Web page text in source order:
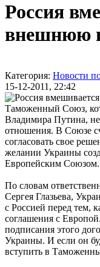
Россия
внешнюю
Категория: Новости
15-12-2011, 22:42
Таможенный Союз,
Владимира Путина, не
отношения. В Союзе
согласовать свое
желании Украины
Европейским Союзом.
По словам
Сергея Глазьева,
с Россией перед тем,
соглашения с
подписания этого
Украины. И если он
вступить в